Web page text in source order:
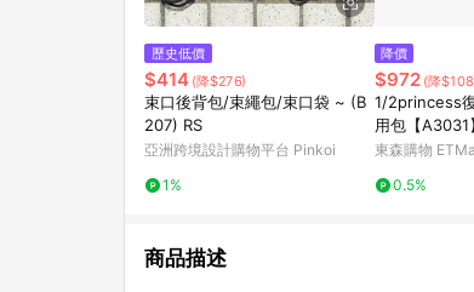
歷史低價
$414 (降$276)
束口後背包/束繩包/束口袋 ~ (B
207) RS
亞洲跨境設計購物平台 Pinkoi
1%
降價
$972 (降
1/2princess
用包【A3031】
東森購物
0.5%
商品描述